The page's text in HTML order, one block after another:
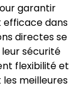
garantir
efficace dans
directes se
sécurité
flexibilité et
meilleures